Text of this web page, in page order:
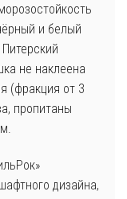
и белый
не наклеена
(фракция от 3
пропитаны
дизайна,